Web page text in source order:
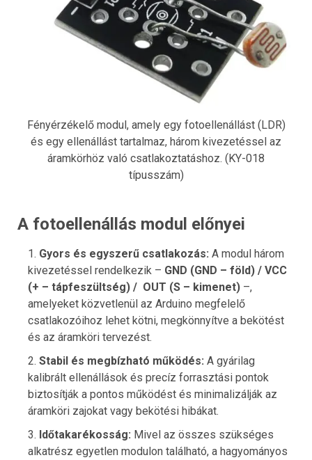
Fényérzékelő modul, amely egy fotoellenállást (LDR)
és egy ellenállást tartalmaz, három kivezetéssel az
áramkörhöz való csatlakoztatáshoz. (KY-018
típusszám)
A fotoellenállás modul előnyei
Gyors és egyszerű csatlakozás: A modul három
kivezetéssel rendelkezik – GND (GND – föld) / VCC
(+ – tápfeszültség) / OUT (S – kimenet) –,
amelyeket közvetlenül az Arduino megfelelő
csatlakozóihoz lehet kötni, megkönnyítve a bekötést
és az áramköri tervezést.
Stabil és megbízható működés: A gyárilag
kalibrált ellenállások és precíz forrasztási pontok
biztosítják a pontos működést és minimalizálják az
áramköri zajokat vagy bekötési hibákat.
Időtakarékosság: Mivel az összes szükséges
alkatrész egyetlen modulon található, a hagyományos